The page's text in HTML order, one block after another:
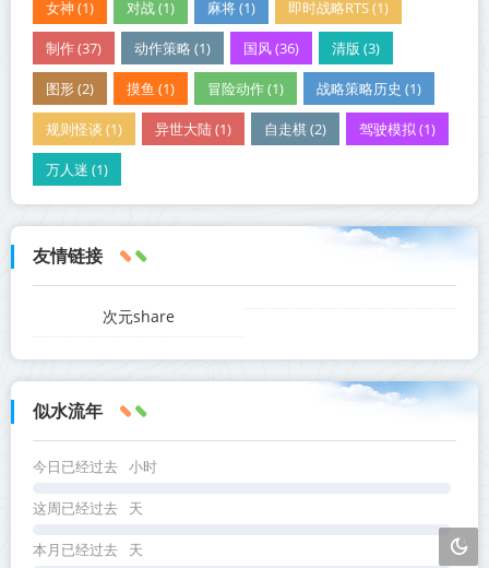
女神 (1) 对战 (1) 麻将 (1) 即时战略RTS (1)
制作 (37) 动作策略 (1) 国风 (36) 清版 (3)
图形 (2) 摸鱼 (1) 冒险动作 (1) 战略策略历史 (1)
规则怪谈 (1) 异世大陆 (1) 自走棋 (2) 驾驶模拟 (1)
万人迷 (1)
友情链接
次元share
似水流年
今日已经过去 小时
这周已经过去 天
本月已经过去 天